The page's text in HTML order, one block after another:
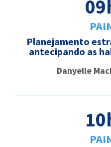
Planejamento
antecipando as
Danyelle